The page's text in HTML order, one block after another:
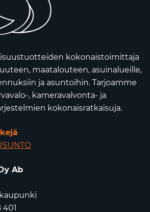
kokonaistoimittaja
maatalouteen, asuinalueille,
ja asuntoihin. Tarjoamme
, kameravalvonta- ja
kokonaisratkaisuja.
Ab
401